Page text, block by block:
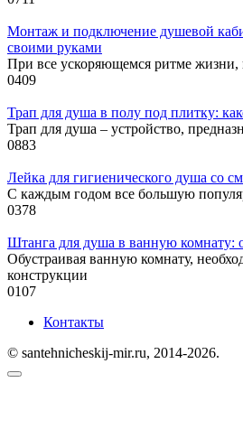
Монтаж и подключение душевой
своими руками
При все ускоряющемся ритме жизни,
0409
Трап для душа в полу под плитку:
Трап для душа – устройство,
0883
Лейка для гигиенического душа со
С каждым годом все большую
0378
Штанга для душа в ванную комнату:
Обустраивая ванную комнату,
конструкции
0107
Контакты
© santehnicheskij-mir.ru, 2014-2026.